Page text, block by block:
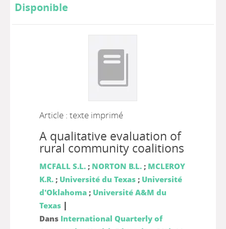
Disponible
Article : texte imprimé
A qualitative evaluation of
rural community coalitions
MCFALL S.L.; NORTON B.L.; MCLEROY
K.R.; Université du Texas; Université
d'Oklahoma; Université A&M du
Texas |
Dans International Quarterly of